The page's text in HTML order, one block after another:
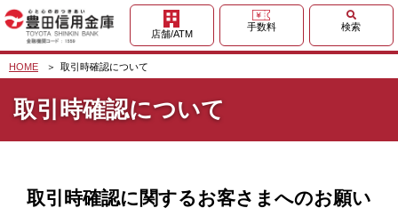
店舗/ATM
手数料 検索
HOME 取引時確認について
取引時確認について
取引時確認に関するお客さまへのお願い